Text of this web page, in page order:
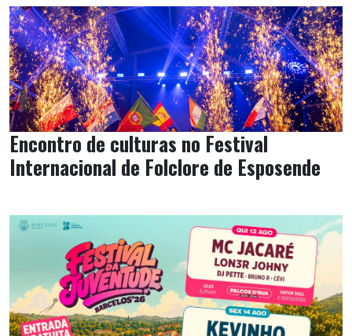
Encontro de culturas no Festival
Internacional de Folclore de Esposende